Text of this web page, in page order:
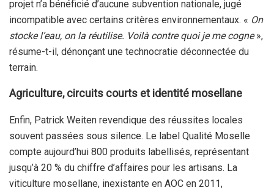
projet n’a bénéficié d’aucune subvention nationale, jugé
incompatible avec certains critères environnementaux. « On
stocke l’eau, on la réutilise. Voilà contre quoi je me cogne»,
résume-t-il, dénonçant une technocratie déconnectée du
terrain.
Agriculture, circuits courts et identité mosellane
Enfin, Patrick Weiten revendique des réussites locales
souvent passées sous silence. Le label Qualité Moselle
compte aujourd’hui 800 produits labellisés, représentant
jusqu’à 20 % du chiffre d’affaires pour les artisans. La
viticulture mosellane, inexistante en AOC en 2011,